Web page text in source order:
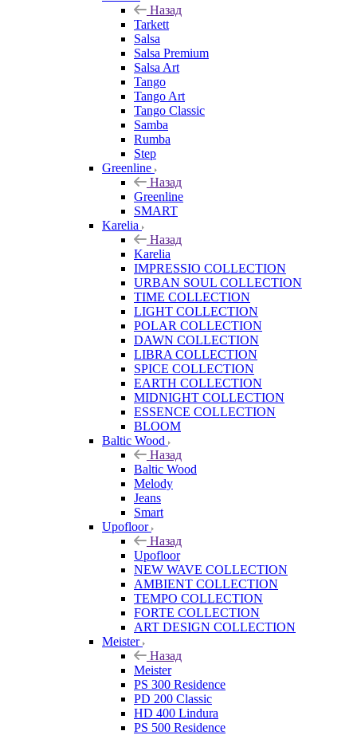
Назад
Tarkett
Salsa
Salsa Premium
Salsa Art
Tango
Tango Art
Tango Classic
Samba
Rumba
Step
Greenline
Назад
Greenline
SMART
Karelia
Назад
Karelia
IMPRESSIO COLLECTION
URBAN SOUL COLLECTION
TIME COLLECTION
LIGHT COLLECTION
POLAR COLLECTION
DAWN COLLECTION
LIBRA COLLECTION
SPICE COLLECTION
EARTH COLLECTION
MIDNIGHT COLLECTION
ESSENCE COLLECTION
BLOOM
Baltic Wood
Назад
Baltic Wood
Melody
Jeans
Smart
Upofloor
Назад
Upofloor
NEW WAVE COLLECTION
AMBIENT COLLECTION
TEMPO COLLECTION
FORTE COLLECTION
ART DESIGN COLLECTION
Meister
Назад
Meister
PS 300 Residence
PD 200 Classic
HD 400 Lindura
PS 500 Residence